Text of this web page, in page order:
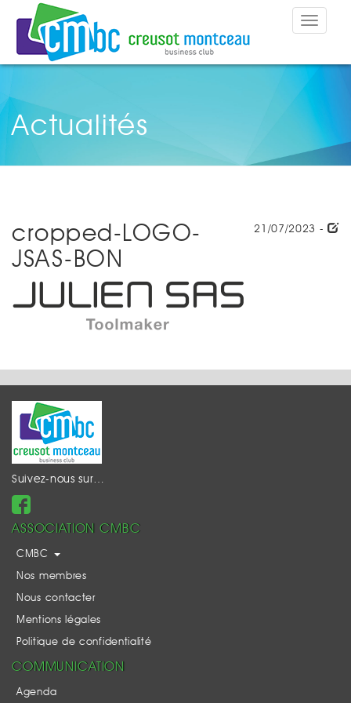
Toggle
Actualités
21/07/2023 -
cropped-LOGO-
JSAS-BON
Suivez-nous sur…
ASSOCIATION CMBC
CMBC
Nos membres
Nous contacter
Mentions légales
Politique de confidentialité
COMMUNICATION
Agenda